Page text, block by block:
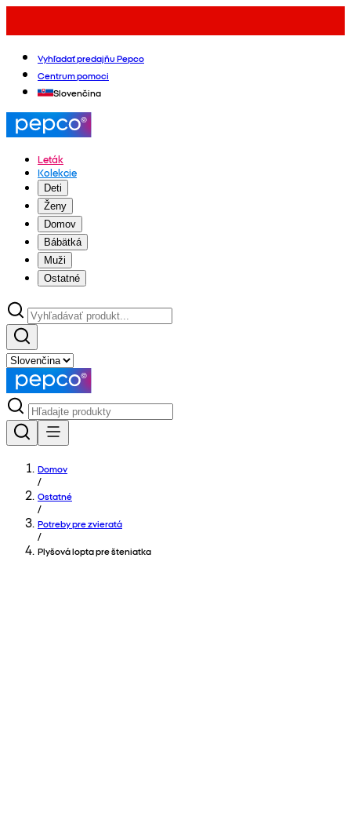
Vyhľadať predajňu Pepco
Centrum pomoci
Slovenčina
Leták
Kolekcie
Deti
Ženy
Domov
Bábätká
Muži
Ostatné
Domov
/
Ostatné
/
Potreby pre zvieratá
/
Plyšová lopta pre šteniatka